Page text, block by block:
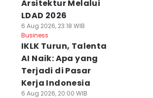
Arsitektur Melalui
LDAD 2026
6 Aug 2026, 23:18 WIB
Business
IKLK Turun, Talenta
AI Naik: Apa yang
Terjadi di Pasar
Kerja Indonesia
6 Aug 2026, 20:00 WIB